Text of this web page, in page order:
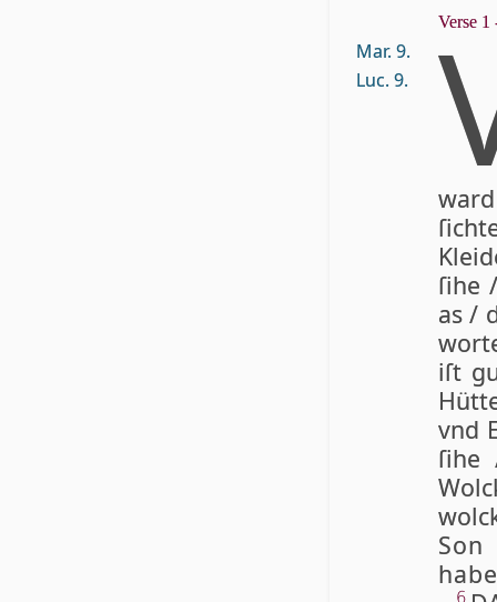
Verse 1
Mar. 9.
Luc. 9.
ſi­he
as /
iſt
vnd
6